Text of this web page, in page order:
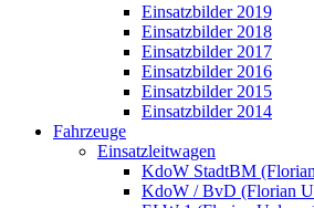
Einsatzbilder 2019
Einsatzbilder 2018
Einsatzbilder 2017
Einsatzbilder 2016
Einsatzbilder 2015
Einsatzbilder 2014
Fahrzeuge
Einsatzleitwagen
KdoW StadtBM
KdoW / BvD (Florian